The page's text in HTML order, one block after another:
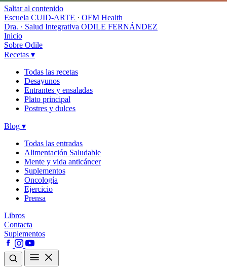
Saltar al contenido
Escuela CUID-ARTE · OFM Health
Dra. · Salud Integrativa ODILE FERNÁNDEZ
Inicio
Sobre Odile
Recetas ▾
Todas las recetas
Desayunos
Entrantes y ensaladas
Plato principal
Postres y dulces
Blog ▾
Todas las entradas
Alimentación Saludable
Mente y vida anticáncer
Suplementos
Oncología
Ejercicio
Prensa
Libros
Contacta
Suplementos